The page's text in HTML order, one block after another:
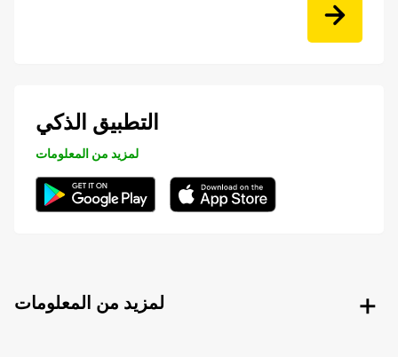
التطبيق الذكي
لمزيد من المعلومات
لمزيد من المعلومات